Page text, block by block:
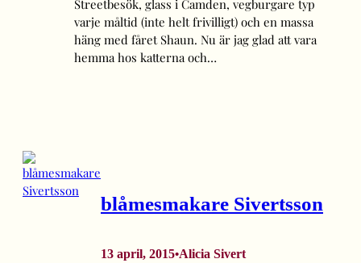
Streetbesök, glass i Camden, vegburgare typ
varje måltid (inte helt frivilligt) och en massa
häng med fåret Shaun. Nu är jag glad att vara
hemma hos katterna och…
blåmesmakare Sivertsson
13 april, 2015•Alicia Sivert